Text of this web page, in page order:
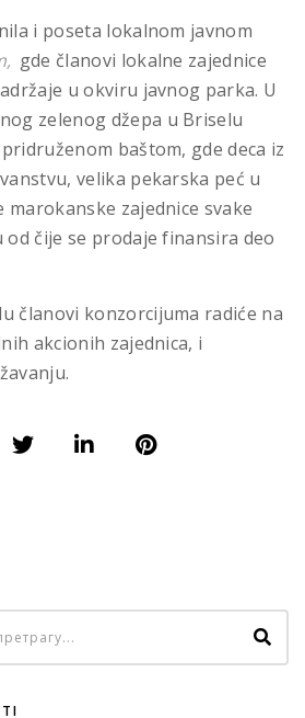
i poseta lokalnom javnom
gde članovi lokalne zajednice
u okviru javnog parka. U
zelenog džepa u Briselu
baštom, gde deca iz
velika pekarska peć u
zajednice svake
čije se prodaje finansira deo
članovi konzorcijuma radiće na
akcionih zajednica, i